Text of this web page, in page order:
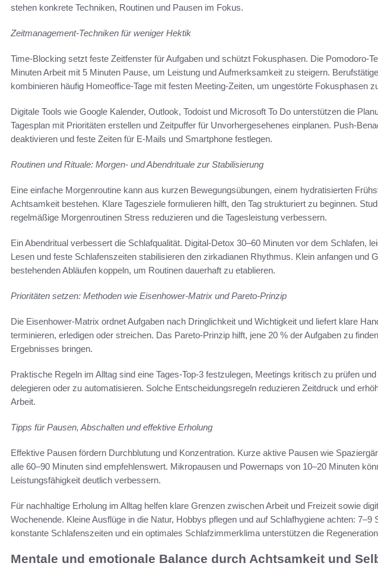
stehen konkrete Techniken, Routinen und Pausen im Fokus.
Zeitmanagement-Techniken für weniger Hektik
Time-Blocking setzt feste Zeitfenster für Aufgaben und schützt Fokusphasen. Die Pomodoro-
Minuten Arbeit mit 5 Minuten Pause, um Leistung und Aufmerksamkeit zu steigern.
kombinieren häufig Homeoffice-Tage mit festen Meeting-Zeiten, um ungestörte Fokusphasen
Digitale Tools wie Google Kalender, Outlook, Todoist und Microsoft To Do unterstützen die
Tagesplan mit Prioritäten erstellen und Zeitpuffer für Unvorhergesehenes einplanen. Push-
deaktivieren und feste Zeiten für E-Mails und Smartphone festlegen.
Routinen und Rituale: Morgen- und Abendrituale zur Stabilisierung
Eine einfache Morgenroutine kann aus kurzen Bewegungsübungen, einem hydratisierten
Achtsamkeit bestehen. Klare Tagesziele formulieren hilft, den Tag strukturiert zu beginnen.
regelmäßige Morgenroutinen Stress reduzieren und die Tagesleistung verbessern.
Ein Abendritual verbessert die Schlafqualität. Digital-Detox 30–60 Minuten vor dem Schlafen,
Lesen und feste Schlafenszeiten stabilisieren den zirkadianen Rhythmus. Klein anfangen und
bestehenden Abläufen koppeln, um Routinen dauerhaft zu etablieren.
Prioritäten setzen: Methoden wie Eisenhower-Matrix und Pareto-Prinzip
Die Eisenhower-Matrix ordnet Aufgaben nach Dringlichkeit und Wichtigkeit und liefert klare
terminieren, erledigen oder streichen. Das Pareto-Prinzip hilft, jene 20 % der Aufgaben zu
Ergebnisses bringen.
Praktische Regeln im Alltag sind eine Tages-Top-3 festzulegen, Meetings kritisch zu prüfen
delegieren oder zu automatisieren. Solche Entscheidungsregeln reduzieren Zeitdruck und
Arbeit.
Tipps für Pausen, Abschalten und effektive Erholung
Effektive Pausen fördern Durchblutung und Konzentration. Kurze aktive Pausen wie
alle 60–90 Minuten sind empfehlenswert. Mikropausen und Powernaps von 10–20 Minuten
Leistungsfähigkeit deutlich verbessern.
Für nachhaltige Erholung im Alltag helfen klare Grenzen zwischen Arbeit und Freizeit sowie
Wochenende. Kleine Ausflüge in die Natur, Hobbys pflegen und auf Schlafhygiene achten: 7–9
konstante Schlafenszeiten und ein optimales Schlafzimmerklima unterstützen die
Mentale und emotionale Balance durch Achtsamkeit und